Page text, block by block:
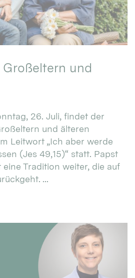
und
26. Juli, findet der
und älteren
Leitwort „Ich aber werde
(Jes 49,15)“ statt. Papst
Tradition weiter, die auf
...